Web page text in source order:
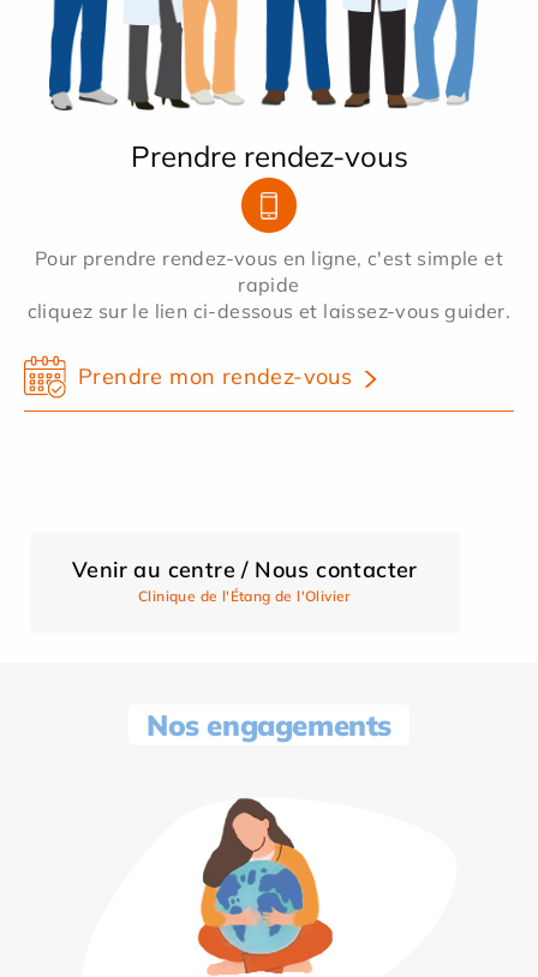
Prendre rendez-vous
Pour prendre rendez-vous en ligne, c'est simple et
rapide
cliquez sur le lien ci-dessous et laissez-vous guider.
Prendre mon rendez-vous
Venir au centre / Nous contacter
Clinique de l'Étang de l'Olivier
Nos engagements